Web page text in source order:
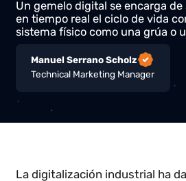
Un gemelo digital se encarga
en tiempo real el ciclo de vida
sistema físico como una grúa
Manuel Serrano Scholz